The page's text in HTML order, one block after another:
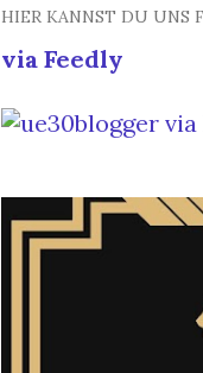
s
t
s
HIER KANNST DU UNS
via Feedly